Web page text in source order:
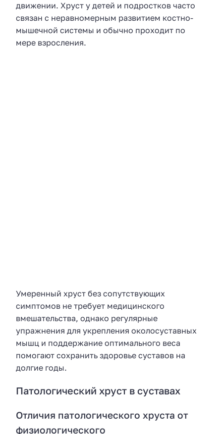
движении. Хруст у детей и подростков часто
связан с неравномерным развитием костно-
мышечной системы и обычно проходит по
мере взросления.
Умеренный хруст без сопутствующих
симптомов не требует медицинского
вмешательства, однако регулярные
упражнения для укрепления околосуставных
мышц и поддержание оптимального веса
помогают сохранить здоровье суставов на
долгие годы.
Патологический хруст в суставах
Отличия патологического хруста от
физиологического